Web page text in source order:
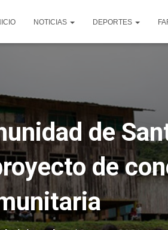
NOTICIAS DEPORTES
de
de